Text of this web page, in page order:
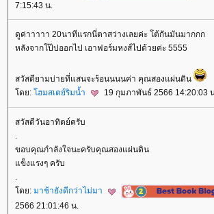
7:15:43 น.
ดูค่าาาาา 20นาทีแรกนี่ตาสว่างเลยค่ะ โต้กันมันมากกก
หลังจากโป๊ปออกไป เอาฟอร์มหงส์ไปด้วยค่ะ 5555
สวัสดียามบ่ายที่แสนจะร้อนนนนค่า คุณสองแผ่นดิน
ดย: ฮมสเตย์ริมน้ำ 19 กุมภาพันธ์ 2566 14:20:03
สวัสดีวันอาทิตย์ครับ
.
ขอบคุณกำลังใจนะครับคุณสองแผ่นดิน
ข็งแรงๆ ครับ
.
ดย: มาช้ายังดีกว่าไม่มา
2566 21:01:46 น.